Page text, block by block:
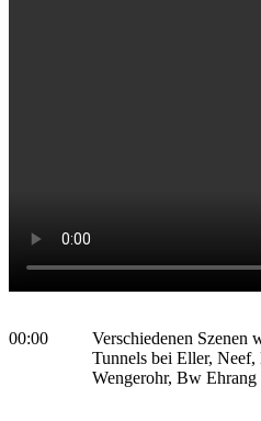
00:00
Verschiedenen Szenen
Tunnels bei Eller,
Wengerohr, Bw